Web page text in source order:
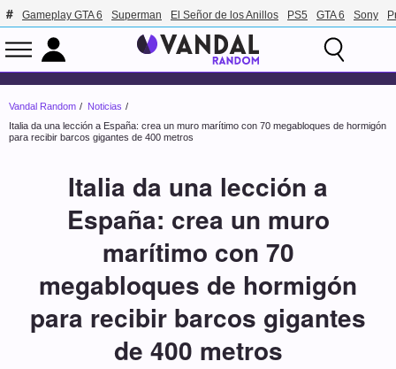
Gameplay GTA 6 Superman El Señor de los Anillos PS5 GTA 6 Sony
Vandal Random
Noticias
Italia da una lección a España: crea un muro marítimo con 70 megabloques de hormigón
para recibir barcos gigantes de 400 metros
Italia da una lección a
España: crea un muro
marítimo con 70
megabloques de hormigón
para recibir barcos gigantes
de 400 metros